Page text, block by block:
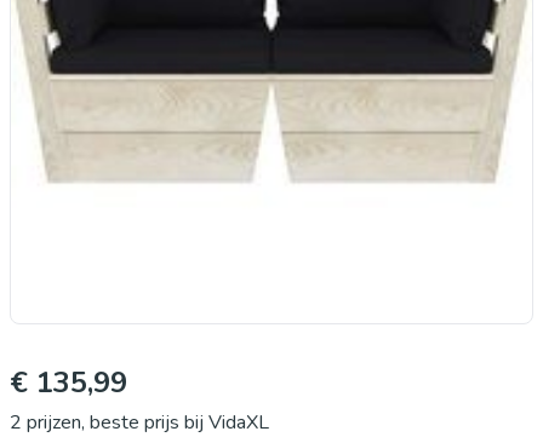
€ 135,99
2 prijzen, beste prijs bij VidaXL